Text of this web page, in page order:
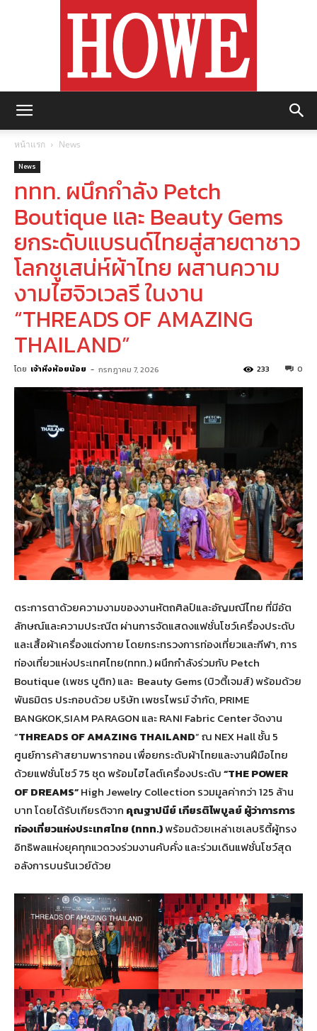
หน้าแรก News
News
ททท. ผนึกกำลัง Petch
Boutique และ Beauty Gems
ยกระดับแบรนด์ไทยสู่สายตาชาว
โลกชูเสน่ห์ผ้าไทย ผสานความ
งามไฮจิวเวลรี ในงาน
“THREADS OF AMAZING
THAILAND”
โดย เจ้าหิ่งห้อยน้อย - กรกฎาคม 7, 2026 0
233
ตระการตาด้วยความงามของงานหัตถศิลป์และอัญมณีไทย ที่มีอัต
ลักษณ์และความประณีต ผ่านการจัดแสดงแฟชั่นโชว์เครื่องประดับ
และเสื้อผ้าเครื่องแต่งกาย โดยกระทรวงการท่องเที่ยวและกีฬา, การ
ท่องเที่ยวแห่งประเทศไทย(ททท.) ผนึกกำลังร่วมกับ Petch
Boutique (เพชร บูติก) และ Beauty Gems (บิวตี้เจมส์) พร้อมด้วย
พันธมิตร ประกอบด้วย บริษัท เพชรไพรม์ จำกัด, PRIME
BANGKOK,SIAM PARAGON และ RANI Fabric Center จัดงาน
“THREADS OF AMAZING THAILAND” ณ NEX Hall ชั้น 5
ศูนย์การค้าสยามพารากอน เพื่อยกระดับผ้าไทยและงานฝีมือไทย
ด้วยแฟชั่นโชว์ 75 ชุด พร้อมไฮไลต์เครื่องประดับ“THE POWER
OF DREAMS”High Jewelry Collection รวมมูลค่ากว่า 125 ล้าน
บาท โดยได้รับเกียรติจาก คุณฐาปนีย์ เกียรติไพบูลย์ ผู้ว่าการการ
ท่องเที่ยวแห่งประเทศไทย (ททท.)พร้อมด้วยเหล่าเซเลบริตี้ผู้ทรง
อิทธิพลแห่งยุคทุกแวดวงร่วมงานคับคั่ง และร่วมเดินแฟชั่นโชว์สุด
อลังการบนรันเวย์ด้วย